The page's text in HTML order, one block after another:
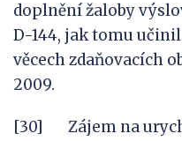
doplnění žaloby
D-144, jak tomu
věcech zdaňovacích
2009.
[30] Zájem na